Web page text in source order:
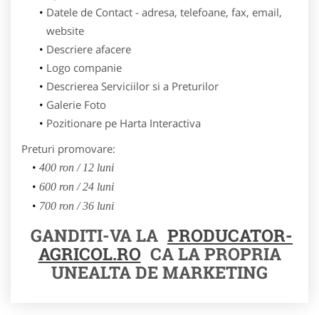
Datele de Contact - adresa, telefoane, fax, email,
website
Descriere afacere
Logo companie
Descrierea Serviciilor si a Preturilor
Galerie Foto
Pozitionare pe Harta Interactiva
Preturi promovare:
400 ron / 12 luni
600 ron / 24 luni
700 ron / 36 luni
GANDITI-VA LA PRODUCATOR-
AGRICOL.RO CA LA PROPRIA
UNEALTA DE MARKETING